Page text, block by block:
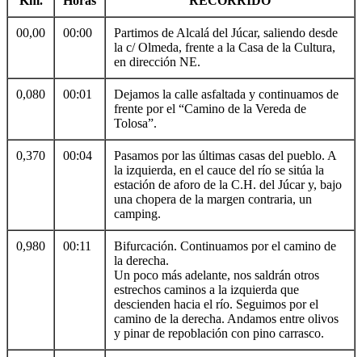
00,00 00:00
Partimos de Alcalá del Júcar, saliendo desde
la c/ Olmeda, frente a la Casa de la Cultura,
en dirección NE.
0,080 00:01
Dejamos la calle asfaltada y continuamos de
frente por el “Camino de la Vereda de
Tolosa”.
0,370 00:04
Pasamos por las últimas casas del pueblo. A
la izquierda, en el cauce del río se sitúa la
estación de aforo de la C.H. del Júcar y, bajo
una chopera de la margen contraria, un
camping.
0,980 00:11
Bifurcación. Continuamos por el camino de
la derecha.
Un poco más adelante, nos saldrán otros
estrechos caminos a la izquierda que
descienden hacia el río. Seguimos por el
camino de la derecha. Andamos entre olivos
y pinar de repoblación con pino carrasco.